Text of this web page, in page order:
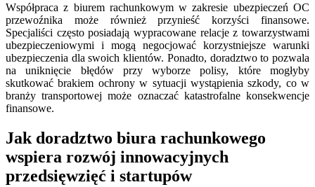
Współpraca z biurem rachunkowym w zakresie ubezpieczeń OC
przewoźnika może również przynieść korzyści finansowe.
Specjaliści często posiadają wypracowane relacje z towarzystwami
ubezpieczeniowymi i mogą negocjować korzystniejsze warunki
ubezpieczenia dla swoich klientów. Ponadto, doradztwo to pozwala
na uniknięcie błędów przy wyborze polisy, które mogłyby
skutkować brakiem ochrony w sytuacji wystąpienia szkody, co w
branży transportowej może oznaczać katastrofalne konsekwencje
finansowe.
Jak doradztwo biura rachunkowego
wspiera rozwój innowacyjnych
przedsięwzięć i startupów